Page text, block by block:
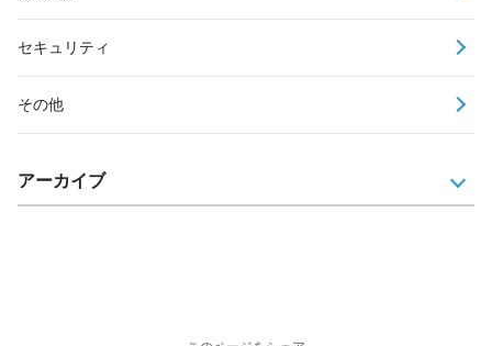
セキュリティ
その他
アーカイブ